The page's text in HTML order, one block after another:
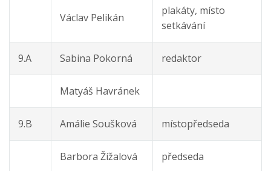
Václav Pelikán
plakáty, místo
setkávání
9.A Sabina Pokorná redaktor
Matyáš Havránek
9.B Amálie Soušková místopředseda
Barbora Žížalová předseda